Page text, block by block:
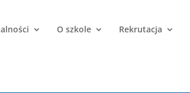
O szkole Rekrutacja